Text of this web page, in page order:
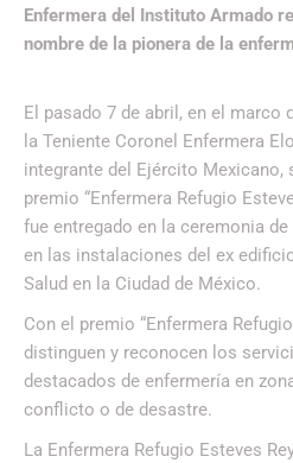
Enfermera del Instituto Armado
nombre de la pionera de la
El pasado 7 de abril, en el marco
la Teniente Coronel Enfermera
integrante del Ejército Mexicano,
premio “Enfermera Refugio
fue entregado en la ceremonia de
en las instalaciones del ex
Salud en la Ciudad de México.
Con el premio “Enfermera
distinguen y reconocen los
destacados de enfermería en
conflicto o de desastre.
La Enfermera Refugio Esteves